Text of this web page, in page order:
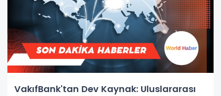
VakıfBank'tan Dev Kaynak: Uluslararası